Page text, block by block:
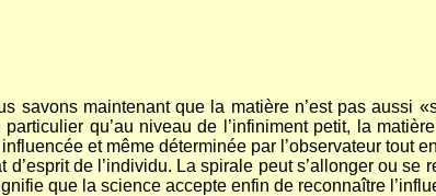
savons maintenant que la matière n’est pas aussi
qu’au niveau de l’infiniment petit, la
et même déterminée par l’observateur
d’esprit de l’individu. La spirale peut s’allonger ou
que la science accepte enfin de reconnaître